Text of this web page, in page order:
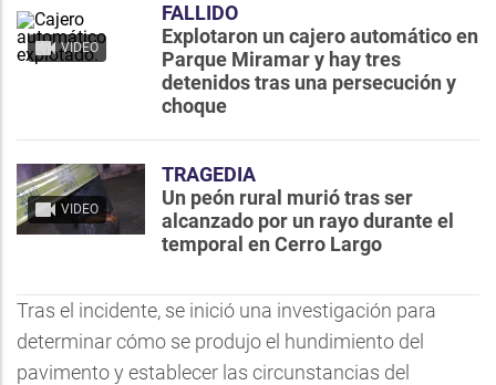
VIDEO
FALLIDO
Explotaron un cajero automático en
Parque Miramar y hay tres
detenidos tras una persecución y
choque
VIDEO
TRAGEDIA
Un peón rural murió tras ser
alcanzado por un rayo durante el
temporal en Cerro Largo
Tras el incidente, se inició una investigación para
determinar cómo se produjo el hundimiento del
pavimento y establecer las circunstancias del